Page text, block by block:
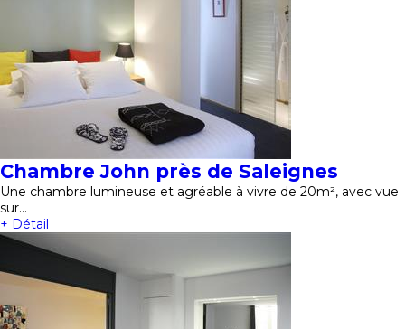
Chambre John près de Saleignes
Une chambre lumineuse et agréable à vivre de 20m², avec vue
sur…
+ Détail